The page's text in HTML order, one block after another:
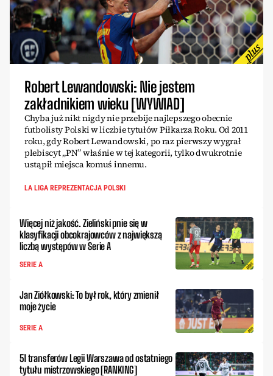
Robert Lewandowski: Nie jestem
zakładnikiem wieku [WYWIAD]
Chyba już nikt nigdy nie przebije najlepszego obecnie
futbolisty Polski w liczbie tytułów Piłkarza Roku. Od 2011
roku, gdy Robert Lewandowski, po raz pierwszy wygrał
plebiscyt „PN” właśnie w tej kategorii, tylko dwukrotnie
ustąpił miejsca komuś innemu.
LA LIGA REPREZENTACJA POLSKI
Więcej niż jakość. Zieliński pnie się w
klasyfikacji obcokrajowców z największą
liczbą występów w Serie A
SERIE A
Jan Ziółkowski: To był rok, który zmienił
moje życie
SERIE A
51 transferów Legii Warszawa od ostatniego
tytułu mistrzowskiego [RANKING]